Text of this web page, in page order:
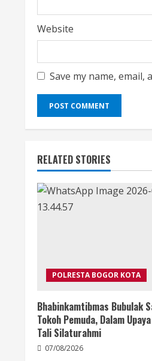
Website
Save my name,
RELATED STORIES
POLRESTA BOGOR KOTA
Bhabinkamtibmas Bubulak
Tokoh Pemuda, Dalam
Tali Silaturahmi
07/08/2026